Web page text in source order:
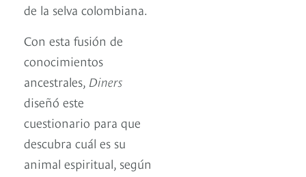
de la selva colombiana.
Con esta fusión de
conocimientos
ancestrales, Diners
diseñó este
cuestionario para que
descubra cuál es su
animal espiritual, según